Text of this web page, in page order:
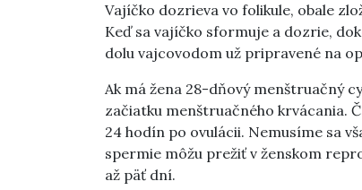
Vajíčko dozrieva vo folikule, obale
Keď sa vajíčko sformuje a dozrie,
dolu vajcovodom už pripravené na
Ak má žena 28-dňový menštruačný
začiatku menštruačného krvácania.
24 hodín po ovulácii. Nemusíme sa
spermie môžu prežiť v ženskom
až päť dní.